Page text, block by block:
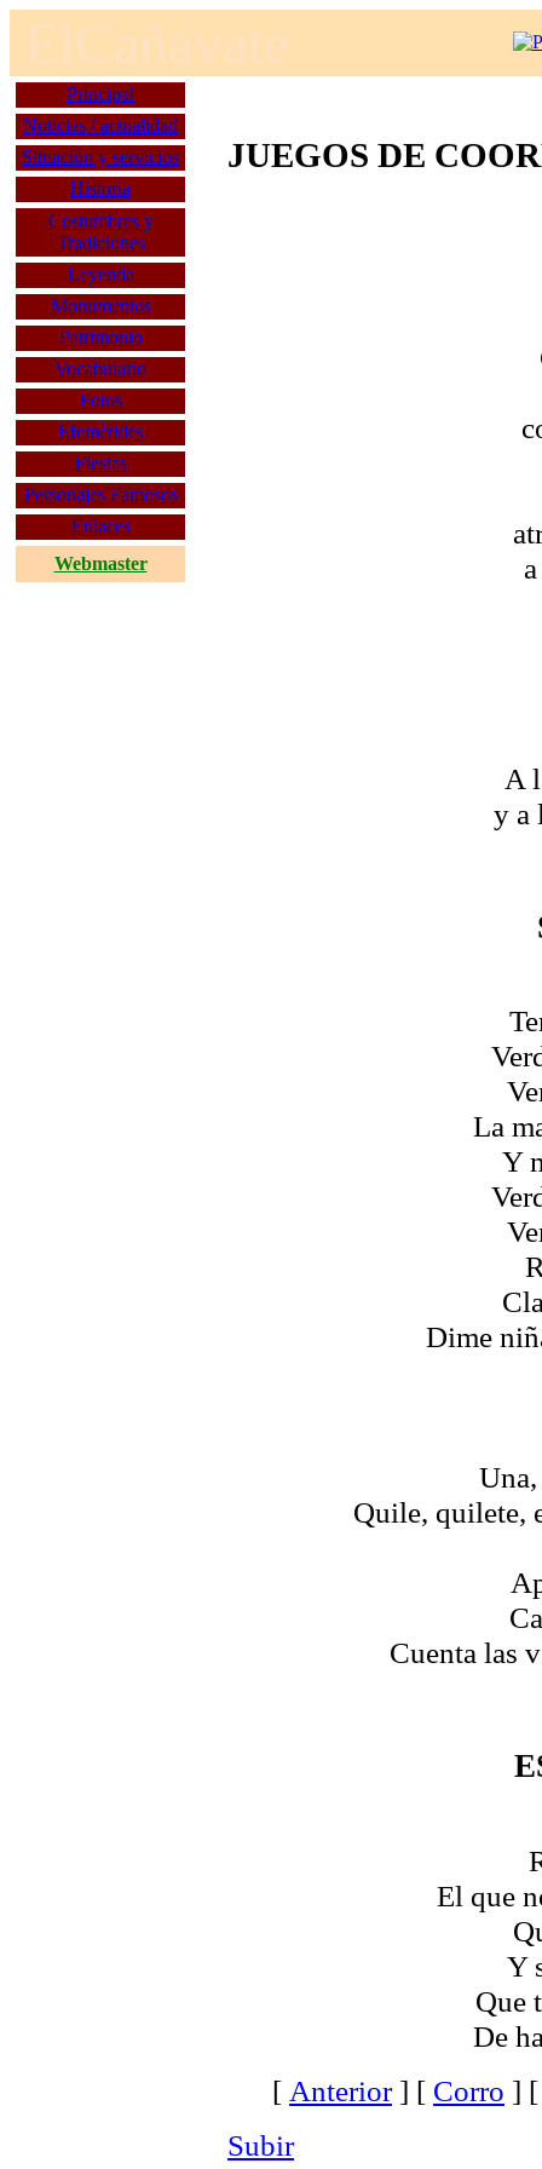
Principal
Noticias / actualidad
Situación y servicios
Historia
Costumbres y
Tradiciones
Leyenda
Monumentos
Patrimonio
Vocabulario
Fotos
Efemérides
Fiestas
Personajes Famosos
Enlaces
Webmaster
JUEGOS DE
A
y a
La
Y
Dime
Quile, quilete,
Cuenta las
El que
Y
Que
De
[ Anterior] [ Corro ]
Subir